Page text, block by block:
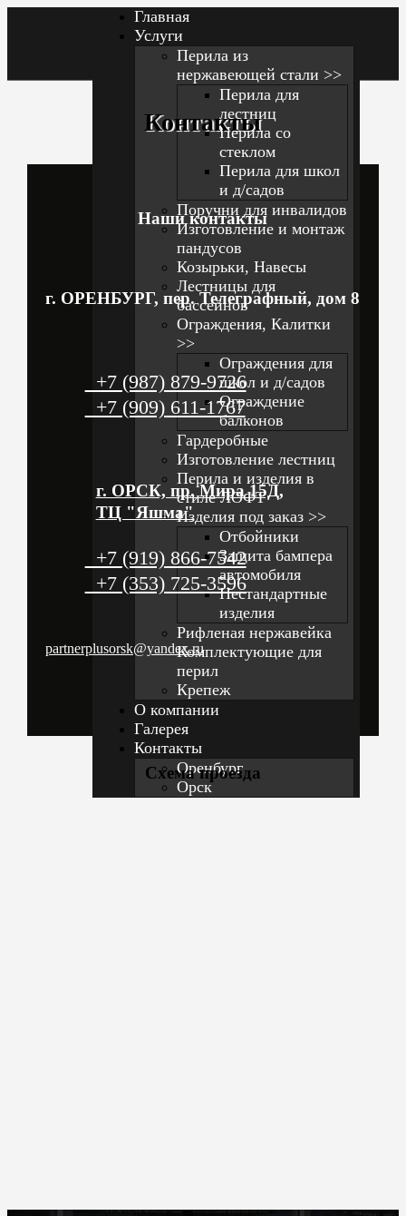
Главная
Услуги
Перила из
нержавеющей стали >>
Перила для
лестниц
Перила со
стеклом
Перила для школ
и д/садов
Поручни для инвалидов
Изготовление и монтаж
пандусов
Козырьки, Навесы
Лестницы для
бассейнов
Ограждения, Калитки
>>
Ограждения для
школ и д/cадов
Ограждение
балконов
Гардеробные
Изготовление лестниц
Перила и изделия в
стиле ЛОФТ
Изделия под заказ >>
Отбойники
Защита бампера
автомобиля
Нестандартные
изделия
Рифленая нержавейка
Комплектующие для
перил
Крепеж
О компании
Галерея
Контакты
Оренбург
Орск
Контакты
Наши контакты
г. ОРЕНБУРГ, пер. Телеграфный, дом 8
+7 (987) 879-9726
+7 (909) 611-1767
г. ОРСК, пр. Мира 15Д,
ТЦ "Яшма"
+7 (919) 866-7542
+7 (353) 725-3596
partnerplusorsk@yandex.ru
Схема проезда